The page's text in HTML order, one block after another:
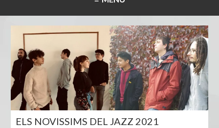
ELS NOVISSIMS DEL JAZZ 2021